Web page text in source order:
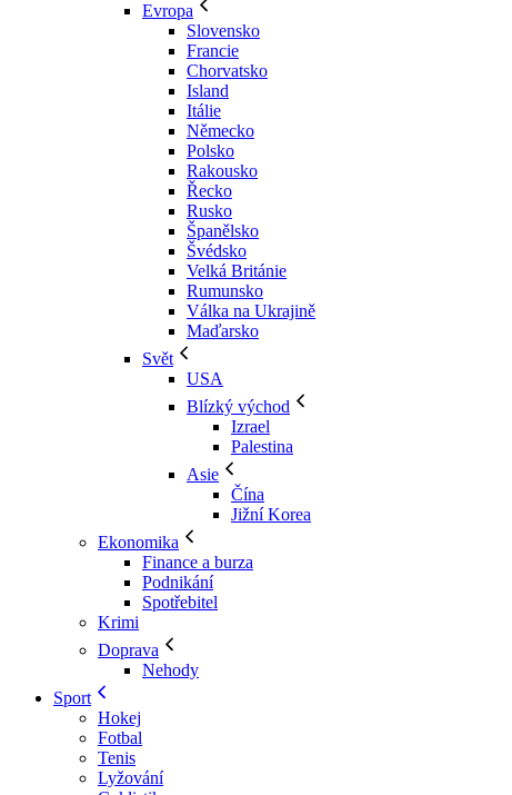
Evropa
Slovensko
Francie
Chorvatsko
Island
Itálie
Německo
Polsko
Rakousko
Řecko
Rusko
Španělsko
Švédsko
Velká Británie
Rumunsko
Válka na Ukrajině
Maďarsko
Svět
USA
Blízký východ
Izrael
Palestina
Asie
Čína
Jižní Korea
Ekonomika
Finance a burza
Podnikání
Spotřebitel
Krimi
Doprava
Nehody
Sport
Hokej
Fotbal
Tenis
Lyžování